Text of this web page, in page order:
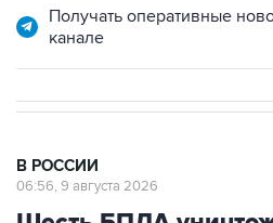
Шесть БПЛА
Воронежской области